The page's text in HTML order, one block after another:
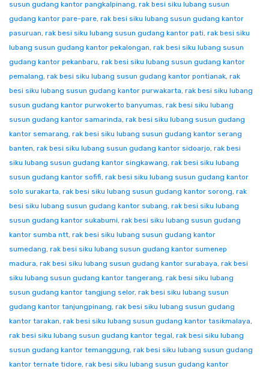
susun gudang kantor pangkalpinang, rak besi siku lubang susun
gudang kantor pare-pare, rak besi siku lubang susun gudang kantor
pasuruan, rak besi siku lubang susun gudang kantor pati, rak besi siku
lubang susun gudang kantor pekalongan, rak besi siku lubang susun
gudang kantor pekanbaru, rak besi siku lubang susun gudang kantor
pemalang, rak besi siku lubang susun gudang kantor pontianak, rak
besi siku lubang susun gudang kantor purwakarta, rak besi siku lubang
susun gudang kantor purwokerto banyumas, rak besi siku lubang
susun gudang kantor samarinda, rak besi siku lubang susun gudang
kantor semarang, rak besi siku lubang susun gudang kantor serang
banten, rak besi siku lubang susun gudang kantor sidoarjo, rak besi
siku lubang susun gudang kantor singkawang, rak besi siku lubang
susun gudang kantor sofifi, rak besi siku lubang susun gudang kantor
solo surakarta, rak besi siku lubang susun gudang kantor sorong, rak
besi siku lubang susun gudang kantor subang, rak besi siku lubang
susun gudang kantor sukabumi, rak besi siku lubang susun gudang
kantor sumba ntt, rak besi siku lubang susun gudang kantor
sumedang, rak besi siku lubang susun gudang kantor sumenep
madura, rak besi siku lubang susun gudang kantor surabaya, rak besi
siku lubang susun gudang kantor tangerang, rak besi siku lubang
susun gudang kantor tangjung selor, rak besi siku lubang susun
gudang kantor tanjungpinang, rak besi siku lubang susun gudang
kantor tarakan, rak besi siku lubang susun gudang kantor tasikmalaya,
rak besi siku lubang susun gudang kantor tegal, rak besi siku lubang
susun gudang kantor temanggung, rak besi siku lubang susun gudang
kantor ternate tidore, rak besi siku lubang susun gudang kantor